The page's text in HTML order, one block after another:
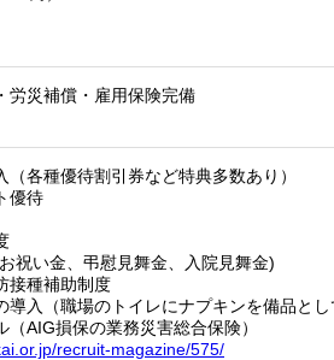
労災補償・雇用保険完備
（各種優待割引券など特典多数あり）
優待
祝い金、弔慰見舞金、入院見舞金)
接種補助制度
導入（職場のトイレにナプキンを備品と
（AIG損保の業務災害総合保険）
recruit-magazine/575/